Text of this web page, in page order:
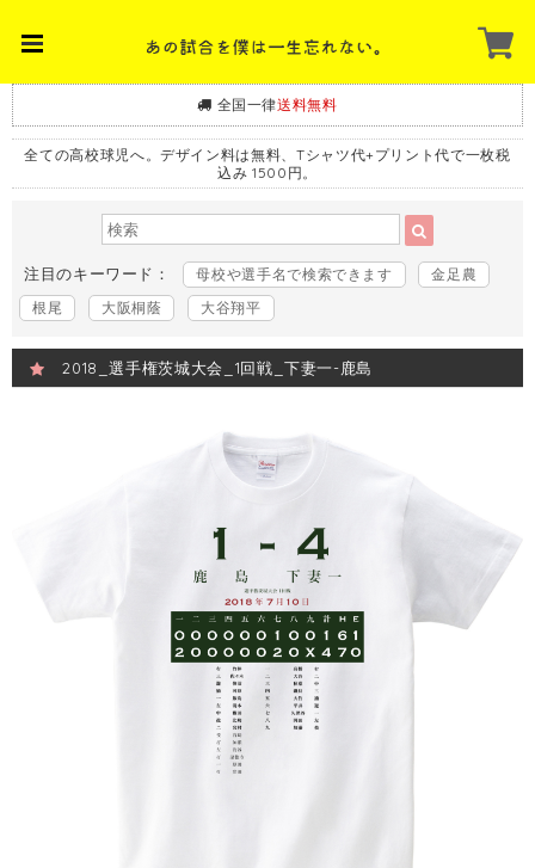
全国一律送料無料
全ての高校球児へ。デザイン料は無料、Tシャツ代+プリント代で一枚税
込み 1500円。
注目のキーワード： 母校や選手名で検索できます
金足農
根尾
大阪桐蔭 大谷翔平
2018_選手権茨城大会_1回戦_下妻一-鹿島